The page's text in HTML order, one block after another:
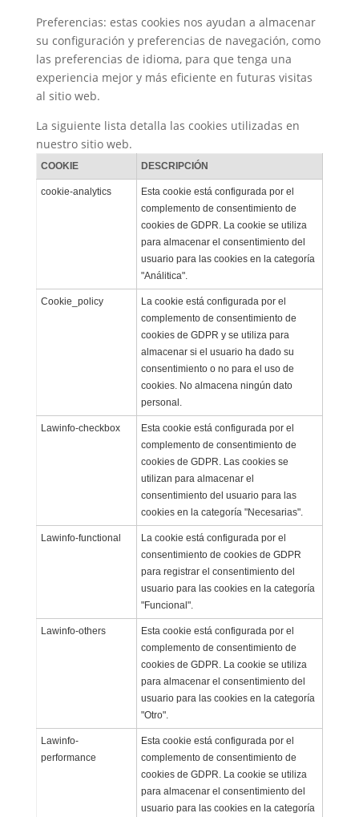
Preferencias: estas cookies nos ayudan a almacenar
su configuración y preferencias de navegación, como
las preferencias de idioma, para que tenga una
experiencia mejor y más eficiente en futuras visitas
al sitio web.
La siguiente lista detalla las cookies utilizadas en
nuestro sitio web.
COOKIE DESCRIPCIÓN
cookie-analytics
Esta cookie está configurada por el
complemento de consentimiento de
cookies de GDPR. La cookie se utiliza
para almacenar el consentimiento del
usuario para las cookies en la categoría
"Análitica".
Cookie_policy
La cookie está configurada por el
complemento de consentimiento de
cookies de GDPR y se utiliza para
almacenar si el usuario ha dado su
consentimiento o no para el uso de
cookies. No almacena ningún dato
personal.
Lawinfo-checkbox
Esta cookie está configurada por el
complemento de consentimiento de
cookies de GDPR. Las cookies se
utilizan para almacenar el
consentimiento del usuario para las
cookies en la categoría "Necesarias".
Lawinfo-functional
La cookie está configurada por el
consentimiento de cookies de GDPR
para registrar el consentimiento del
usuario para las cookies en la categoría
"Funcional".
Lawinfo-others
Esta cookie está configurada por el
complemento de consentimiento de
cookies de GDPR. La cookie se utiliza
para almacenar el consentimiento del
usuario para las cookies en la categoría
"Otro".
Lawinfo-
performance
Esta cookie está configurada por el
complemento de consentimiento de
cookies de GDPR. La cookie se utiliza
para almacenar el consentimiento del
usuario para las cookies en la categoría